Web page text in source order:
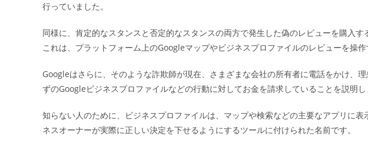
行っていました。
同様に、肯定的なスタンスと否定的なスタンスの両方で発生した偽のレビューを購入す
これは、プラットフォーム上のGoogleマップやビジネスプロファイルのレビューを操作
Googleはさらに、そのような詐欺師が現在、さまざまな会社の所有者に電話をかけ、
ずのGoogleビジネスプロファイルなどの行動に対してお金を請求していることを説明し
知らない人のために、ビジネスプロファイルは、マップや検索などの主要なアプリに
ネスオーナーが実際に正しい決定を下せるようにするツールに付けられた名前です。